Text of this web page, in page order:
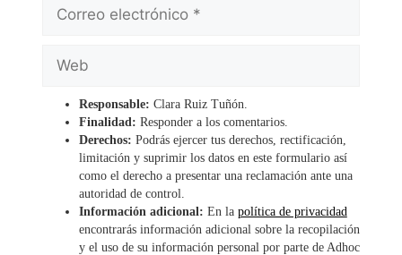
Responsable: Clara Ruiz Tuñón.
Finalidad: Responder a los comentarios.
Derechos: Podrás ejercer tus derechos, rectificación,
limitación y suprimir los datos en este formulario así
como el derecho a presentar una reclamación ante una
autoridad de control.
Información adicional: En la política de privacidad
encontrarás información adicional sobre la recopilación
y el uso de su información personal por parte de Adhoc